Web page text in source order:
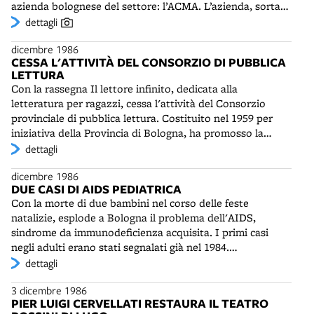
azienda bolognese del settore: l’ACMA. L’azienda, sorta
nel 1924 su iniziativa di Gaetano Barbieri, è situata da un
Possiede stabilimenti anche nel mantovano (ex Corniani
per il confezionamento dei liquidi) e nel North Carolina
(impacchettamento del fast food).
dettagli
dicembre 1986
CESSA L'ATTIVITÀ DEL CONSORZIO DI PUBBLICA
LETTURA
Con la rassegna Il lettore infinito, dedicata alla
letteratura per ragazzi, cessa l'attività del Consorzio
provinciale di pubblica lettura. Costituito nel 1959 per
iniziativa della Provincia di Bologna, ha promosso la
realizzazione di 25 biblioteche di territorio e ha diffuso
esposizioni, conferenze, cineforum, presentazioni di libri.
Ha svolto inoltre una notevole attività di catalogazione e
informazione bibliografica e ha promosso ricerche e
programmi di divulgazione, con una attenzione
particolare al mondo degli audiovisivi.
dettagli
dicembre 1986
DUE CASI DI AIDS PEDIATRICA
Con la morte di due bambini nel corso delle feste
natalizie, esplode a Bologna il problema dell'AIDS,
sindrome da immunodeficienza acquisita. I primi casi
negli adulti erano stati segnalati già nel 1984.
Inizialmente i rischi maggiori riguardano i
prevenzione sono promosse soprattutto dalla comunità
omosessuale, considerata, in parte a torto, la più esposta
dettagli
3 dicembre 1986
PIER LUIGI CERVELLATI RESTAURA IL TEATRO